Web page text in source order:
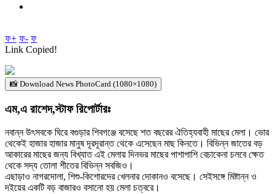
ফ+ ফ- ফ
Link Copied!
📸 Download News PhotoCard (1080×1080)
এম,এ রাশেদ,স্টাফ রিপোর্টারঃ
নবান্ন উৎসবকে ঘিরে বগুড়ার শিবগঞ্জে বসেছে শত বছরের ঐতিহ্যবাহী মাছের মেলা। ভোর
থেকেই হাজার হাজার মানুষ দূরদূরান্ত থেকে এসেছেন মাছ কিনতে। বিভিন্ন জাতের বড়
আকারের মাছের জন্য বিখ্যাত এই মেলায় দিনভর মাছের পাশাপাশি বেচাকেনা চলবে ক্ষেত
থেকে সদ্য তোলা শীতের বিভিন্ন সবজিও।
এছাড়াও নাগরদোলা, শিশু-কিশোরদের খেলনার দোকানও বসেছে। সেইসঙ্গে মিষ্টান্ন ও
দইয়ের একটি বড় বাজারও বসানো হয় মেলা চত্বরে।